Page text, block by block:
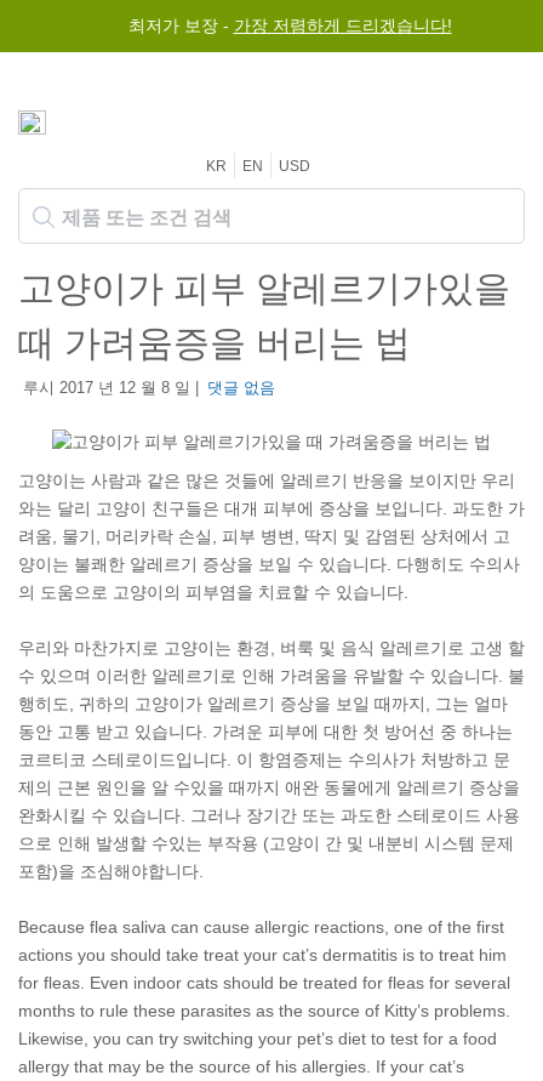
최저가 보장 - 가장 저렴하게 드리겠습니다!
KR EN USD
고양이가 피부 알레르기가있을
때 가려움증을 버리는 법
루시 2017 년 12 월 8 일 | 댓글 없음
고양이는 사람과 같은 많은 것들에 알레르기 반응을 보이지만 우리
와는 달리 고양이 친구들은 대개 피부에 증상을 보입니다. 과도한 가
려움, 물기, 머리카락 손실, 피부 병변, 딱지 및 감염된 상처에서 고
양이는 불쾌한 알레르기 증상을 보일 수 있습니다. 다행히도 수의사
의 도움으로 고양이의 피부염을 치료할 수 있습니다.
우리와 마찬가지로 고양이는 환경, 벼룩 및 음식 알레르기로 고생 할
수 있으며 이러한 알레르기로 인해 가려움을 유발할 수 있습니다. 불
행히도, 귀하의 고양이가 알레르기 증상을 보일 때까지, 그는 얼마
동안 고통 받고 있습니다. 가려운 피부에 대한 첫 방어선 중 하나는
코르티코 스테로이드입니다. 이 항염증제는 수의사가 처방하고 문
제의 근본 원인을 알 수있을 때까지 애완 동물에게 알레르기 증상을
완화시킬 수 있습니다. 그러나 장기간 또는 과도한 스테로이드 사용
으로 인해 발생할 수있는 부작용 (고양이 간 및 내분비 시스템 문제
포함)을 조심해야합니다.
Because flea saliva can cause allergic reactions, one of the first
actions you should take treat your cat’s dermatitis is to treat him
for fleas. Even indoor cats should be treated for fleas for several
months to rule these parasites as the source of Kitty’s problems.
Likewise, you can try switching your pet’s diet to test for a food
allergy that may be the source of his allergies. If your cat’s